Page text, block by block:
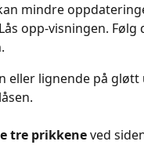
mindre
opp-visningen.
eller lignende på
tre prikkene ved